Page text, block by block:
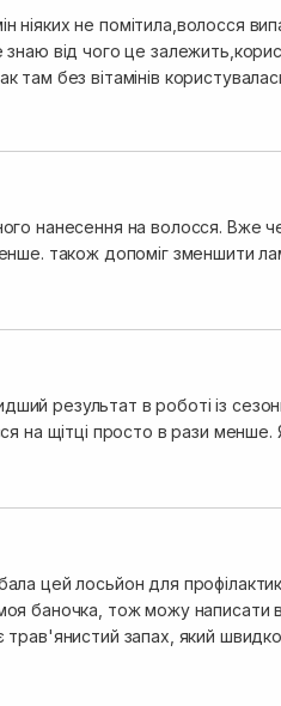
не помітила,волосся
від чого це
без вітамінів
ефекту не помітила,крім
нанесення на волосся. Вже
також допоміг зменшити
результат в роботі із
на щітці просто в рази менше.
цей лосьйон для
запах, який швидко
Піпетка має трошки
використовувати